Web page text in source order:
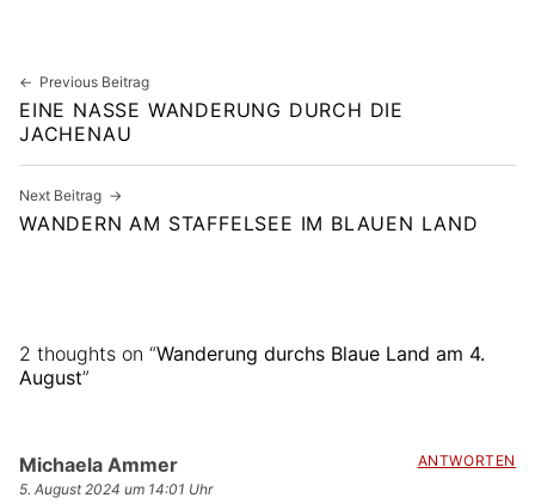
Beitragsnavigation
Previous Beitrag
EINE NASSE WANDERUNG DURCH DIE
JACHENAU
Next Beitrag
WANDERN AM STAFFELSEE IM BLAUEN LAND
2 thoughts on “Wanderung durchs Blaue Land am 4.
August”
Michaela Ammer
5. August 2024 um 14:01 Uhr
ANTWORTEN